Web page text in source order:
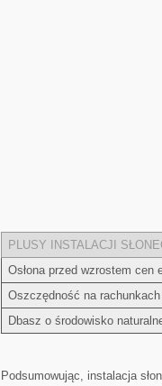
PLUSY INSTALACJI‍
Osłona przed ⁣wzrostem cen​
Oszczędność ⁢na rachunkach
Dbasz o środowisko
Podsumowując, instalacja